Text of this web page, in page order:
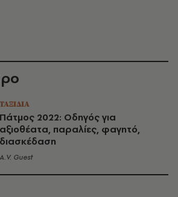
ΤΑΞΙΔΙΑ
Πάτμος 2022: Οδηγός για
αξιοθέατα, παραλίες, φαγητό,
διασκέδαση
A.V. Guest